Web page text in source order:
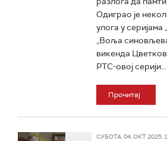
Одиграо је
улога у серијама
„Воља
викенда
РТС-овој серији...
Прочитај
СУБОТА, 04. ОКТ 2025,